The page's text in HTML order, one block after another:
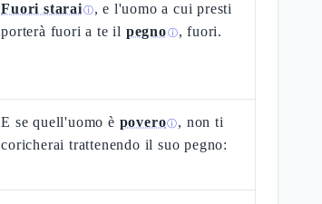
Fuori staraiⓘ, e l'uomo a cui presti
porterà fuori a te il pegnoⓘ, fuori.
E se quell'uomo è poveroⓘ, non ti
coricherai trattenendo il suo pegno: